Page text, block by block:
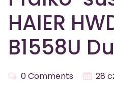
HAIER
B1558U
0 Comments 28